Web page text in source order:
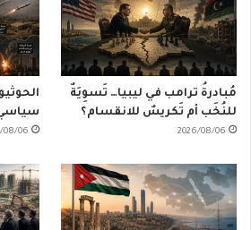
مُبادرةُ ترامب في ليبيا… تَسوِيَةٌ
للنُخَب أم تَكريسٌ للانقسام؟
2026/08/06
08/06